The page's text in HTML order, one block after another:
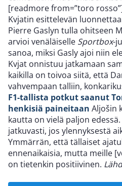
[readmore from=”toro
Kvjatin esittelevän
Pierre Gaslyn tulla ohitseen
arvioi venäläiselle Sportbox-
sanoa, miksi Gasly ajoi niin
Kvjat onnistuu jatkamaan
kaikilla on toivoa siitä, että
vahvempaan talliin,
F1-tallista potkut saanut
henkisiä paineitaan Aljošin
kautta on vielä paljon
jatkuvasti, jos ylennyksestä
Ymmärrän, että tällaiset
ennenaikaisia, mutta meille
on tietenkin positiivinen.